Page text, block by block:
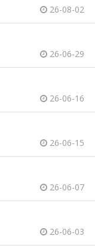
26-08-02
26-06-29
26-06-16
26-06-15
26-06-07
26-06-03